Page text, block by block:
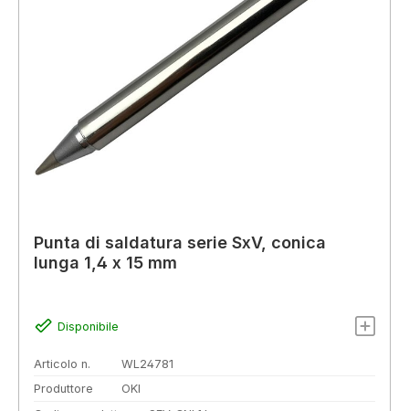
Punta di saldatura serie SxV, conica
lunga 1,4 x 15 mm
Disponibile
Articolo n.
WL24781
Produttore
OKI